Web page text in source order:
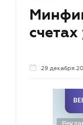
29 декабря